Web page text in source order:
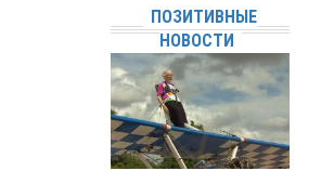
ПОЗИТИВНЫЕ
НОВОСТИ